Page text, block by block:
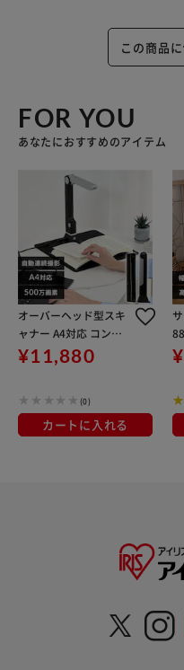
この商品
FOR YOU
あなたにおすすめのアイテム
オーバーヘッド型スキ
ャナー A4対応 コンパ
クト ドキュメントスキ
ャナー ダークグレー W
¥11,880
(0)
カートに入れる